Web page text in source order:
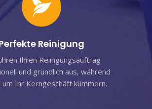
Reinigung
Ihren Reinigungsauftrag
und gründlich aus, während
um Ihr Kerngeschäft kümmern.